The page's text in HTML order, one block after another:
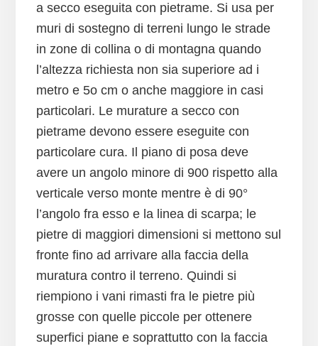
a secco eseguita con pietrame. Si usa per
muri di sostegno di terreni lungo le strade
in zone di collina o di montagna quando
l’altezza richiesta non sia superiore ad i
metro e 5o cm o anche maggiore in casi
particolari. Le murature a secco con
pietrame devono essere eseguite con
particolare cura. Il piano di posa deve
avere un angolo minore di 900 rispetto alla
verticale verso monte mentre è di 90°
l’angolo fra esso e la linea di scarpa; le
pietre di maggiori dimensioni si mettono sul
fronte fino ad arrivare alla faccia della
muratura contro il terreno. Quindi si
riempiono i vani rimasti fra le pietre più
grosse con quelle piccole per ottenere
superfici piane e soprattutto con la faccia